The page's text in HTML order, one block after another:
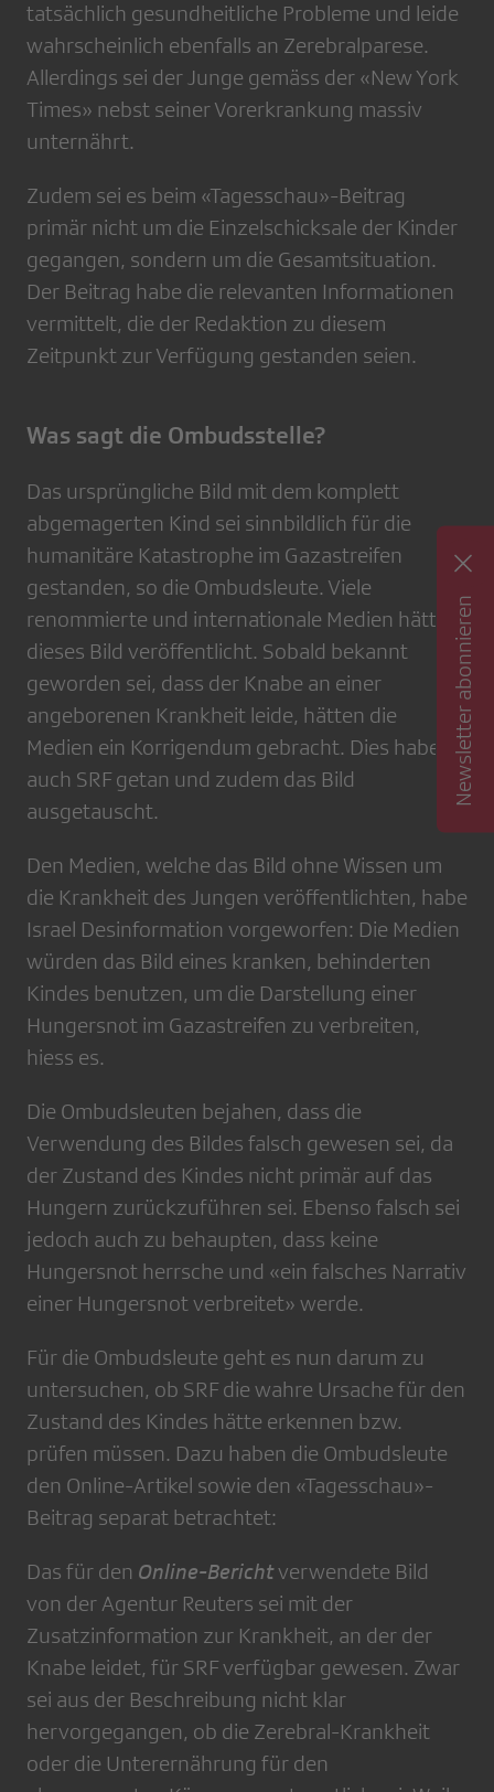
tatsächlich gesundheitliche Probleme und leide
wahrscheinlich ebenfalls an Zerebralparese.
Allerdings sei der Junge gemäss der «New York
Times» nebst seiner Vorerkrankung massiv
unternährt.
Zudem sei es beim «Tagesschau»-Beitrag
primär nicht um die Einzelschicksale der Kinder
gegangen, sondern um die Gesamtsituation.
Der Beitrag habe die relevanten Informationen
vermittelt, die der Redaktion zu diesem
Zeitpunkt zur Verfügung gestanden seien.
Was sagt die Ombudsstelle?
Das ursprüngliche Bild mit dem komplett
abgemagerten Kind sei sinnbildlich für die
humanitäre Katastrophe im Gazastreifen
gestanden, so die Ombudsleute. Viele
renommierte und internationale Medien hätten
dieses Bild veröffentlicht. Sobald bekannt
geworden sei, dass der Knabe an einer
angeborenen Krankheit leide, hätten die
Medien ein Korrigendum gebracht. Dies habe
auch SRF getan und zudem das Bild
ausgetauscht.
Den Medien, welche das Bild ohne Wissen um
die Krankheit des Jungen veröffentlichten, habe
Israel Desinformation vorgeworfen: Die Medien
würden das Bild eines kranken, behinderten
Kindes benutzen, um die Darstellung einer
Hungersnot im Gazastreifen zu verbreiten,
hiess es.
Die Ombudsleuten bejahen, dass die
Verwendung des Bildes falsch gewesen sei, da
der Zustand des Kindes nicht primär auf das
Hungern zurückzuführen sei. Ebenso falsch sei
jedoch auch zu behaupten, dass keine
Hungersnot herrsche und «ein falsches Narrativ
einer Hungersnot verbreitet» werde.
Für die Ombudsleute geht es nun darum zu
untersuchen, ob SRF die wahre Ursache für den
Zustand des Kindes hätte erkennen bzw.
prüfen müssen. Dazu haben die Ombudsleute
den Online-Artikel sowie den «Tagesschau»-
Beitrag separat betrachtet:
Das für den Online-Berichtverwendete Bild
von der Agentur Reuters sei mit der
Zusatzinformation zur Krankheit, an der der
Knabe leidet, für SRF verfügbar gewesen. Zwar
sei aus der Beschreibung nicht klar
hervorgegangen, ob die Zerebral-Krankheit
oder die Unterernährung für den
Newsletter abonnieren